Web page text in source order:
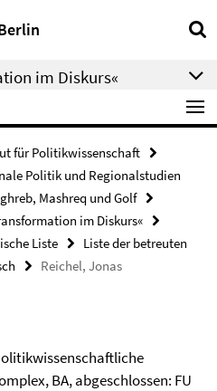
im Diskurs«
für Politikwissenschaft
Politik und Regionalstudien
Mashreq und Golf
im Diskurs«
Liste
Liste der betreuten
Reichel, Jonas
BA, abgeschlossen: FU